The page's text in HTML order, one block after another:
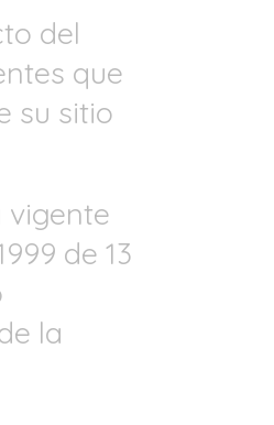
del
que
su sitio
de 13
la